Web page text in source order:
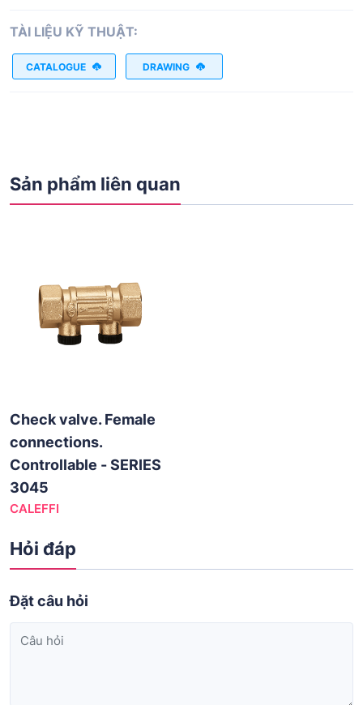
TÀI LIỆU KỸ THUẬT:
CATALOGUE DRAWING
Sản phẩm liên quan
Check valve. Female
connections.
Controllable - SERIES
3045
CALEFFI
Hỏi đáp
Đặt câu hỏi